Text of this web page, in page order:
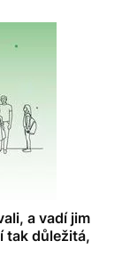
a vadí jim
tak důležitá,